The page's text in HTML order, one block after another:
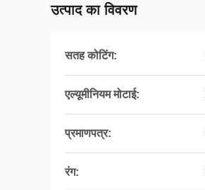
उत्पाद का विवरण
सतह कोटिंग:
एल्यूमीनियम मोटाई:
प्रमाणपत्र:
रंग: